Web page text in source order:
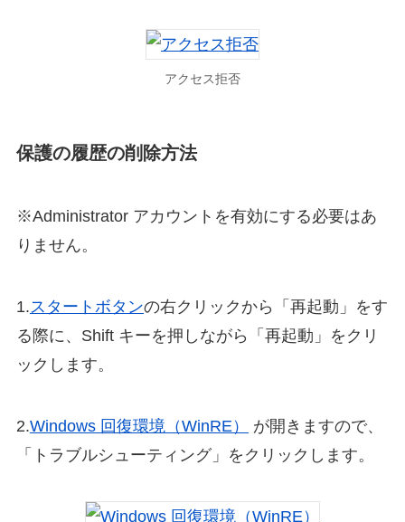
アクセス拒否
保護の履歴の削除方法
※Administrator アカウントを有効にする必要はあ
りません。
1. スタートボタンの右クリックから「再起動」をす
る際に、Shift キーを押しながら「再起動」をクリ
ックします。
2.Windows 回復環境（WinRE）
が開きますので、
「トラブルシューティング」をクリックします。